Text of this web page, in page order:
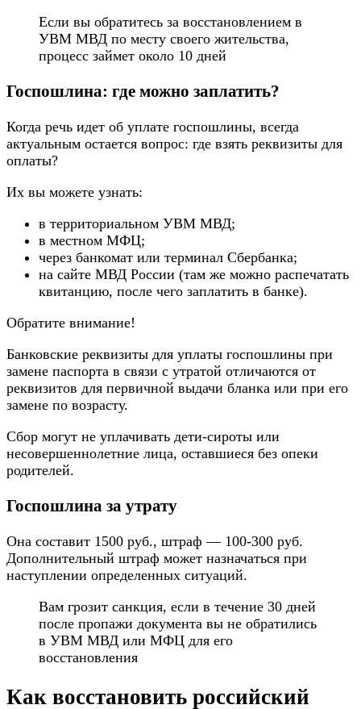
Если вы обратитесь за восстановлением в
УВМ МВД по месту своего жительства,
процесс займет около 10 дней
Госпошлина: где можно заплатить?
Когда речь идет об уплате госпошлины, всегда
актуальным остается вопрос: где взять реквизиты для
оплаты?
Их вы можете узнать:
в территориальном УВМ МВД;
в местном МФЦ;
через банкомат или терминал Сбербанка;
на сайте МВД России (там же можно распечатать
квитанцию, после чего заплатить в банке).
Обратите внимание!
Банковские реквизиты для уплаты госпошлины при
замене паспорта в связи с утратой отличаются от
реквизитов для первичной выдачи бланка или при его
замене по возрасту.
Сбор могут не уплачивать дети-сироты или
несовершеннолетние лица, оставшиеся без опеки
родителей.
Госпошлина за утрату
Она составит 1500 руб., штраф — 100-300 руб.
Дополнительный штраф может назначаться при
наступлении определенных ситуаций.
Вам грозит санкция, если в течение 30 дней
после пропажи документа вы не обратились
в УВМ МВД или МФЦ для его
восстановления
Как восстановить российский